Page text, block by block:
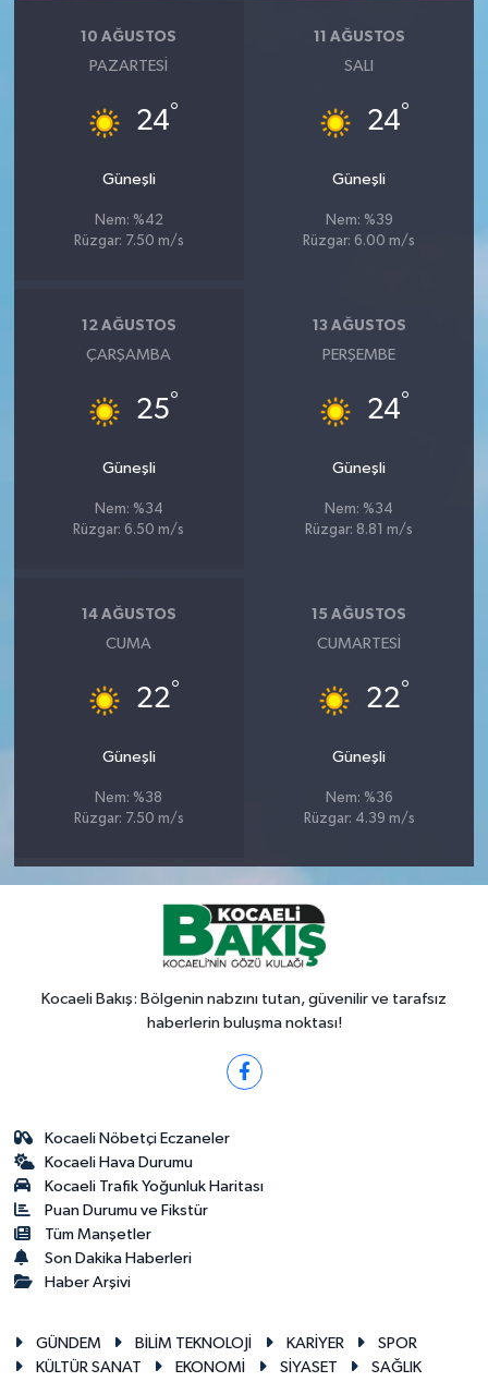
10 AĞUSTOS
PAZARTESI
24°
Güneşli
Nem: %42
Rüzgar: 7.50 m/s
11 AĞUSTOS
SALI
24°
Güneşli
Nem: %39
Rüzgar: 6.00 m/s
12 AĞUSTOS
ÇARŞAMBA
25°
Güneşli
Nem: %34
Rüzgar: 6.50 m/s
13 AĞUSTOS
PERŞEMBE
24°
Güneşli
Nem: %34
Rüzgar: 8.81 m/s
14 AĞUSTOS
CUMA
22°
Güneşli
Nem: %38
Rüzgar: 7.50 m/s
15 AĞUSTOS
CUMARTESI
22°
Güneşli
Nem: %36
Rüzgar: 4.39 m/s
Kocaeli Bakış: Bölgenin nabzını tutan, güvenilir ve tarafsız
haberlerin buluşma noktası!
Kocaeli Nöbetçi Eczaneler
Kocaeli Hava Durumu
Kocaeli Trafik Yoğunluk Haritası
Puan Durumu ve Fikstür
Tüm Manşetler
Son Dakika Haberleri
Haber Arşivi
GÜNDEM BİLİM TEKNOLOJİ KARİYER
SPOR
KÜLTÜR SANAT
EKONOMİ SİYASET SAĞLIK